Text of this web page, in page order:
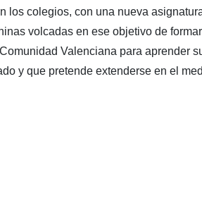
los colegios, con una nueva
volcadas en ese objetivo de
Valenciana para aprender
y que pretende extenderse en el